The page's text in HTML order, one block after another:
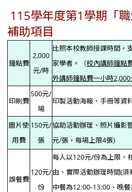
115學年度第1學期「職
補助項目
鐘點費
2,000
元/時
比照本校教師授課時間，
家學者。（校內講師鐘點
外講師鐘點費一小時
印刷費
500元/
場
印製活動海報、手冊等資
圖片使
用費
150元/
張
協助活動辦理、照片攝影
元/張，每場上限4張)
誤餐費
120元/
份
每人以120元/份為上限，
由、實際活動辦理時間(須
中餐為12:00-13:00、晚